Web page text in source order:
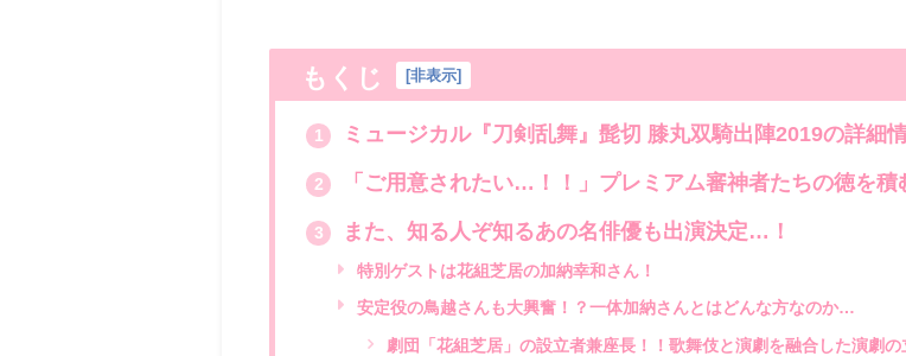
もくじ [非表示]
1 ミュージカル『刀剣乱舞』髭切 膝丸双騎出陣2019の詳細
2 「ご用意されたい…！！」プレミアム審神者たちの徳を積
3 また、知る人ぞ知るあの名俳優も出演決定…！
特別ゲストは花組芝居の加納幸和さん！
安定役の鳥越さんも大興奮！？一体加納さんとはどんな方なのか…
劇団「花組芝居」の設立者兼座長！！歌舞伎と演劇を融合した演劇の